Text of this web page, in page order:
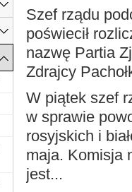
Szef rządu
poświecił
nazwę Partia
Zdrajcy
W piątek szef
w sprawie
rosyjskich i
maja. Komisja
jest...